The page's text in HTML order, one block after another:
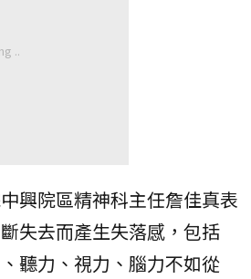
興院區精神科主任詹佳真表
失去而產生失落感，包括
、聽力、視力、腦力不如從